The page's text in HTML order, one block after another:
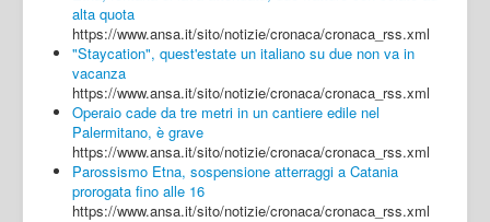
Login
alta quota
https://www.ansa.it/sito/notizie/cronaca/cronaca_rss.xml
"Staycation", quest'estate un italiano su due non va in
vacanza
https://www.ansa.it/sito/notizie/cronaca/cronaca_rss.xml
Operaio cade da tre metri in un cantiere edile nel
Palermitano, è grave
https://www.ansa.it/sito/notizie/cronaca/cronaca_rss.xml
Parossismo Etna, sospensione atterraggi a Catania
prorogata fino alle 16
https://www.ansa.it/sito/notizie/cronaca/cronaca_rss.xml